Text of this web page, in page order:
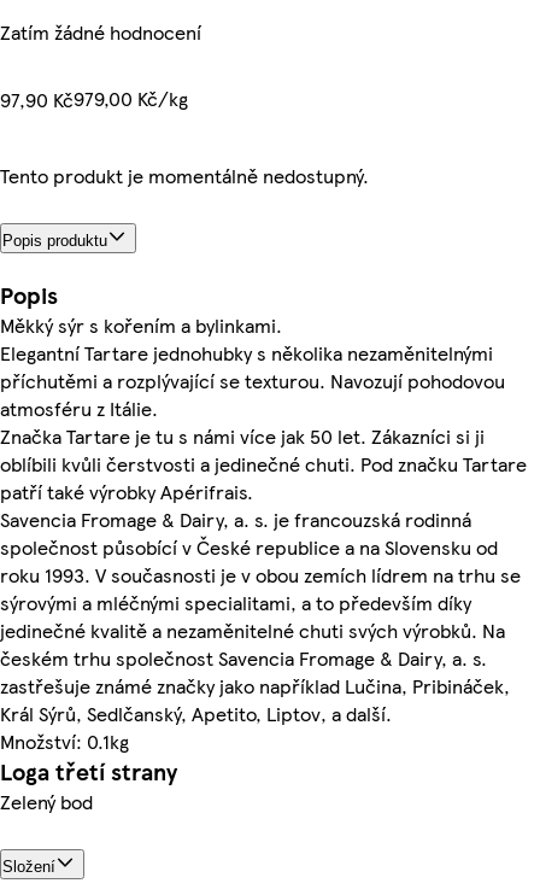
Zatím žádné hodnocení
97,90 Kč979,00 Kč/kg
Tento produkt je momentálně nedostupný.
Popis produktu
Popis
Měkký sýr s kořením a bylinkami.
Elegantní Tartare jednohubky s několika nezaměnitelnými
příchutěmi a rozplývající se texturou. Navozují pohodovou
atmosféru z Itálie.
Značka Tartare je tu s námi více jak 50 let. Zákazníci si ji
oblíbili kvůli čerstvosti a jedinečné chuti. Pod značku Tartare
patří také výrobky Apérifrais.
Savencia Fromage & Dairy, a. s. je francouzská rodinná
společnost působící v České republice a na Slovensku od
roku 1993. V současnosti je v obou zemích lídrem na trhu se
sýrovými a mléčnými specialitami, a to především díky
jedinečné kvalitě a nezaměnitelné chuti svých výrobků. Na
českém trhu společnost Savencia Fromage & Dairy, a. s.
zastřešuje známé značky jako například Lučina, Pribináček,
Král Sýrů, Sedlčanský, Apetito, Liptov, a další.
Množství: 0.1kg
Loga třetí strany
Zelený bod
Složení